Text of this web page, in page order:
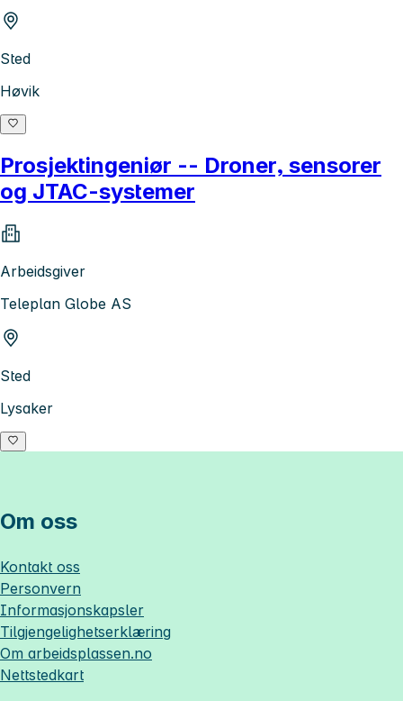
Sted
Høvik
Prosjektingeniør -- Droner, sensorer
og JTAC-systemer
Arbeidsgiver
Teleplan Globe AS
Sted
Lysaker
Om oss
Kontakt oss
Personvern
Informasjonskapsler
Tilgjengelighetserklæring
Om arbeidsplassen.no
Nettstedkart